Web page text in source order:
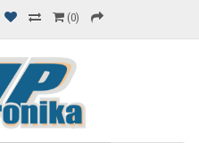
(0)